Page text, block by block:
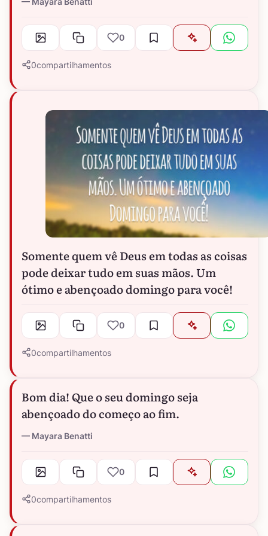
0
0compartilhamentos
Somente quem vê Deus em todas as coisas
pode deixar tudo em suas mãos. Um
ótimo e abençoado domingo para você!
0
0compartilhamentos
Bom dia! Que o seu domingo seja
abençoado do começo ao fim.
Mayara Benatti
0
0compartilhamentos